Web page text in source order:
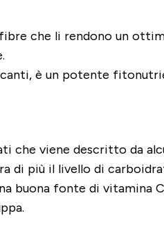
che li rendono un
è un potente
che viene descritto da
di più il livello di
buona fonte di